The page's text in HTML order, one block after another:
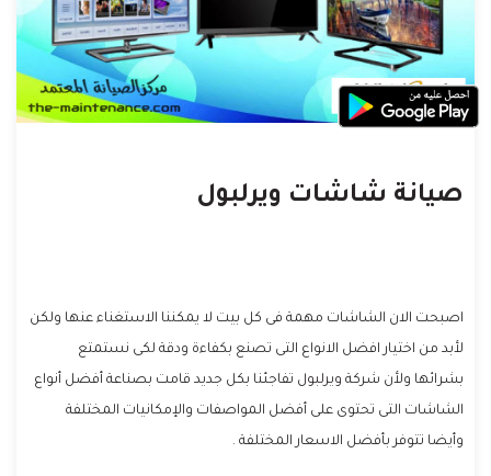
صيانة شاشات ويرلبول
اصبحت الان الشاشات مهمة فى كل بيت لا يمكننا الاستغناء عنها ولكن
لأبد من اختيار افضل الانواع التى تصنع بكفاءة ودقة لكى نستمتع
بشرائها ولأن شركة ويرلبول تفاجئنا بكل جديد قامت بصناعة أفضل أنواع
الشاشات التى تحتوى على أفضل المواصفات والإمكانيات المختلفة
وأيضا تتوفر بأفضل الاسعار المختلفة .